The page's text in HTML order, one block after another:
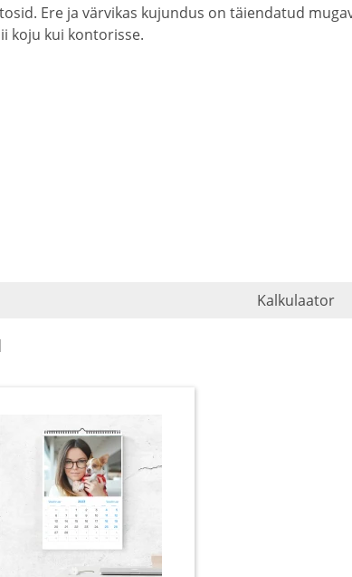
Ere ja värvikas kujundus on täiendatud
koju kui kontorisse.
Kalkulaator